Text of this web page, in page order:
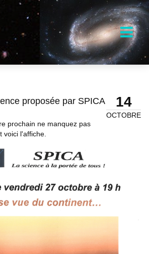
14
OCTOBRE
proposée par SPICA
prochain ne manquez pas
voici l'affiche.